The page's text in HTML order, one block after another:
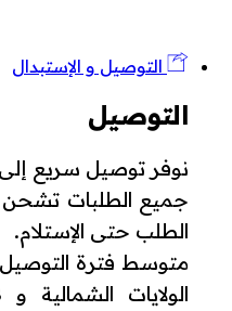
التوصيل و الإستبدال
التوصيل
نوفر توصيل سريع إلى 58 ولاية.
جميع الطلبات تشحن
الطلب حتى الإستلام.